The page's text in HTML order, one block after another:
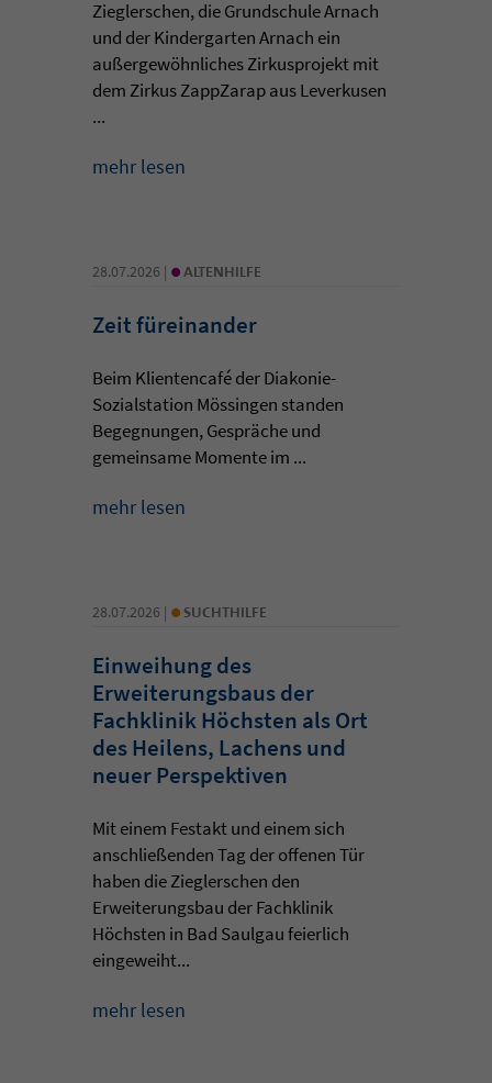
Zieglerschen, die Grundschule Arnach
und der Kindergarten Arnach ein
außergewöhnliches Zirkusprojekt mit
dem Zirkus ZappZarap aus Leverkusen
...
mehr lesen
28.07.2026 | • ALTENHILFE
Zeit füreinander
Beim Klientencafé der Diakonie-
Sozialstation Mössingen standen
Begegnungen, Gespräche und
gemeinsame Momente im ...
mehr lesen
28.07.2026 | • SUCHTHILFE
Einweihung des
Erweiterungsbaus der
Fachklinik Höchsten als Ort
des Heilens, Lachens und
neuer Perspektiven
Mit einem Festakt und einem sich
anschließenden Tag der offenen Tür
haben die Zieglerschen den
Erweiterungsbau der Fachklinik
Höchsten in Bad Saulgau feierlich
eingeweiht...
mehr lesen